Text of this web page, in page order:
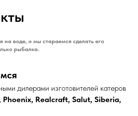
на воде, и мы стараемся сделать его
рыбалка.
дилерами изготовителей катеров
Realcraft, Salut, Siberia,